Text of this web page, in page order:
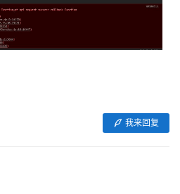
我来回复